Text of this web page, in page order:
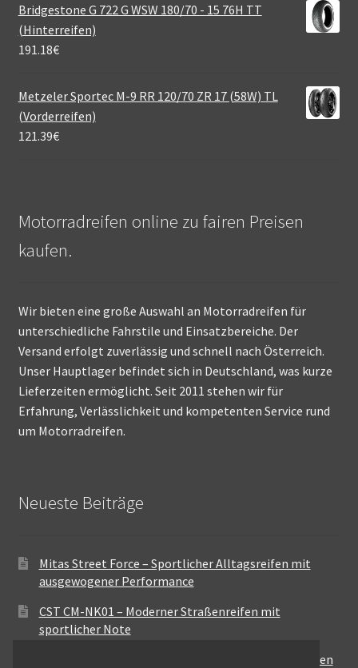
Bridgestone G 722 G WSW 180/70 - 15 76H TT
(Hinterreifen)
191.18€
Metzeler Sportec M-9 RR 120/70 ZR 17 (58W) TL
(Vorderreifen)
121.39€
Motorradreifen online zu fairen Preisen
kaufen.
Wir bieten eine große Auswahl an Motorradreifen für
unterschiedliche Fahrstile und Einsatzbereiche. Der
Versand erfolgt zuverlässig und schnell nach Österreich.
Unser Hauptlager befindet sich in Deutschland, was kurze
Lieferzeiten ermöglicht. Seit 2011 stehen wir für
Erfahrung, Verlässlichkeit und kompetenten Service rund
um Motorradreifen.
Neueste Beiträge
Mitas Street Force – Sportlicher Alltagsreifen mit
ausgewogener Performance
CST CM-NK01 – Moderner Straßenreifen mit
sportlicher Note
Maxxis MA-ST3 – Ausgewogener Sport-Touring-Reifen